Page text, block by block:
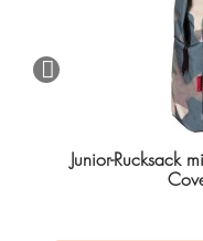
Junior-Rucksack